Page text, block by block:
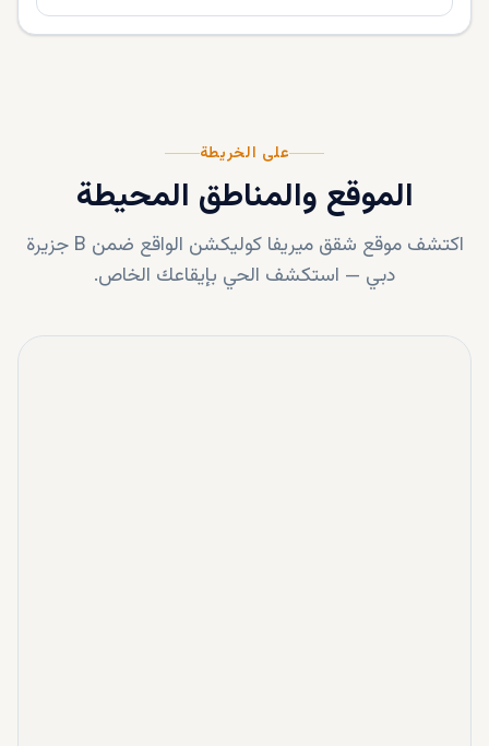
على الخريطة
الموقع والمناطق المحيطة
اكتشف موقع شقق ميريفا كوليكشن الواقع ضمن
B جزيرة
دبي — استكشف الحي بإيقاعك الخاص.